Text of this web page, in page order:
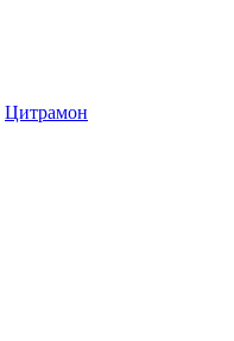
Цитрамон